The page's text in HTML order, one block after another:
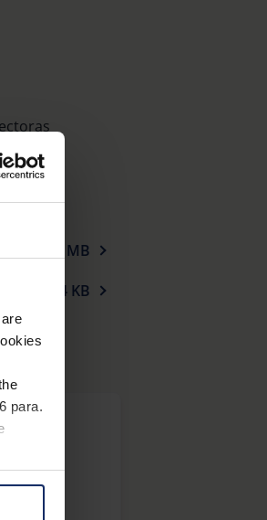
para.
se empañe
sol ofrecen un
6 MB
314 KB